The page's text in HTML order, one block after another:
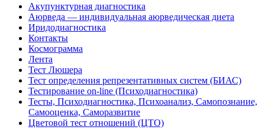
Акупунктурная диагностика
Аюрведа — индивидуальная аюрведическая диета
Иридодиагностика
Контакты
Космограмма
Лента
Тест Люшера
Тест определения репрезентативных систем (БИАС)
Тестирование on-line (Психодиагностика)
Тесты, Психодиагностика, Психоанализ, Самопознание,
Самооценка, Саморазвитие
Цветовой тест отношений (ЦТО)